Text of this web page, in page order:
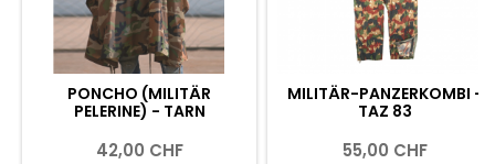
PONCHO (MILITÄR
PELERINE) - TARN
42,00 CHF
MILITÄR-PANZERKOMBI -
TAZ 83
55,00 CHF